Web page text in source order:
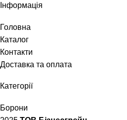
Інформація
Головна
Каталог
Контакти
Доставка та оплата
Категорії
Борони